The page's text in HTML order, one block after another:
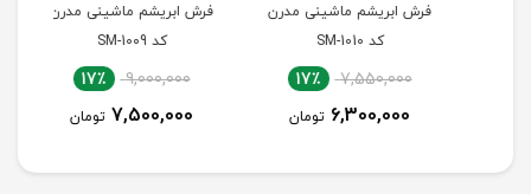
فرش ابریشم ماشینی مدرن
7,550,000 17٪
6,300,000 تومان
فرش ابریشم ماشینی مدرن
9,000,000 17٪
7,500,000 تومان